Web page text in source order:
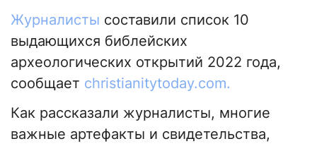
Журналисты составили список 10
выдающихся библейских
археологических открытий 2022 года,
сообщает christianitytoday.com.
Как рассказали журналисты, многие
важные артефакты и свидетельства,